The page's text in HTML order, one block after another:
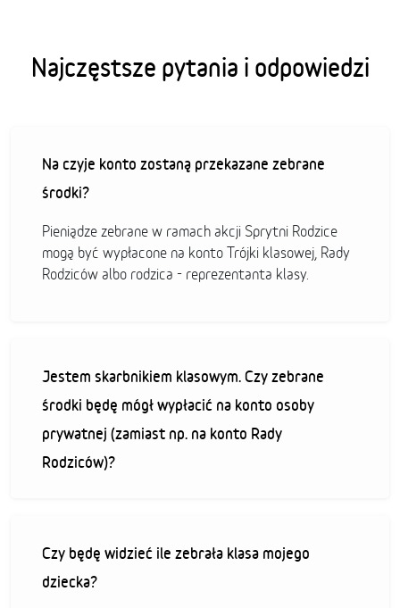
Najczęstsze pytania i odpowiedzi
Na czyje konto zostaną przekazane zebrane
środki?
Pieniądze zebrane w ramach akcji Sprytni Rodzice
mogą być wypłacone na konto Trójki klasowej, Rady
Rodziców albo rodzica - reprezentanta klasy.
Jestem skarbnikiem klasowym. Czy zebrane
środki będę mógł wypłacić na konto osoby
prywatnej (zamiast np. na konto Rady
Rodziców)?
Czy będę widzieć ile zebrała klasa mojego
dziecka?